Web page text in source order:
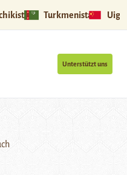
Turkmenistan
Unterstützt uns